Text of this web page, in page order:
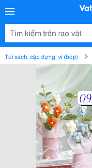
Túi xách, cặp đựng, ví (bóp)